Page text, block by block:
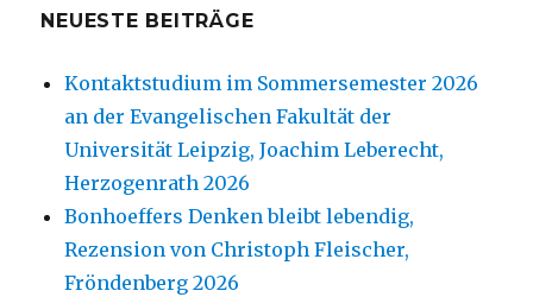
NEUESTE BEITRÄGE
Kontaktstudium im Sommersemester 2026
an der Evangelischen Fakultät der
Universität Leipzig, Joachim Leberecht,
Herzogenrath 2026
Bonhoeffers Denken bleibt lebendig,
Rezension von Christoph Fleischer,
Fröndenberg 2026